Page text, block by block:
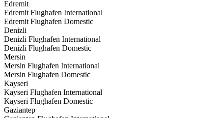
Edremit
Edremit Flughafen International
Edremit Flughafen Domestic
Denizli
Denizli Flughafen International
Denizli Flughafen Domestic
Mersin
Mersin Flughafen International
Mersin Flughafen Domestic
Kayseri
Kayseri Flughafen International
Kayseri Flughafen Domestic
Gaziantep